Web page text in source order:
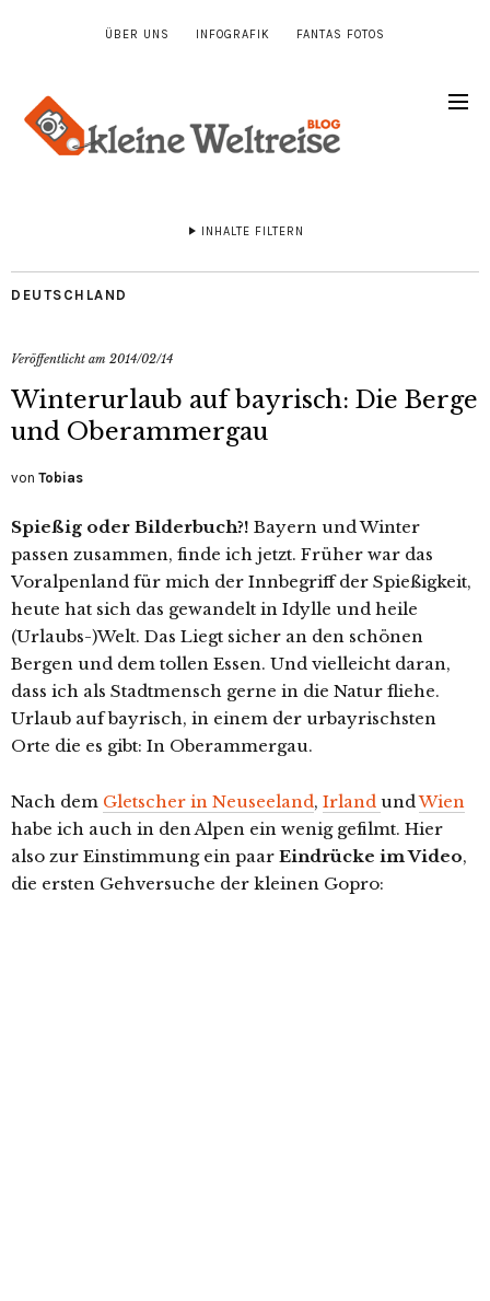
ÜBER UNS INFOGRAFIK FANTAS FOTOS
INHALTE FILTERN
DEUTSCHLAND
Veröffentlicht am 2014/02/14
Winterurlaub auf bayrisch: Die Berge
und Oberammergau
von Tobias
Spießig oder Bilderbuch?! Bayern und Winter
passen zusammen, finde ich jetzt. Früher war das
Voralpenland für mich der Innbegriff der Spießigkeit,
heute hat sich das gewandelt in Idylle und heile
(Urlaubs-)Welt. Das Liegt sicher an den schönen
Bergen und dem tollen Essen. Und vielleicht daran,
dass ich als Stadtmensch gerne in die Natur fliehe.
Urlaub auf bayrisch, in einem der urbayrischsten
Orte die es gibt: In Oberammergau.
Nach dem Gletscher in Neuseeland, Irland undWien
habe ich auch in den Alpen ein wenig gefilmt. Hier
also zur Einstimmung ein paar Eindrücke im Video,
die ersten Gehversuche der kleinen Gopro: